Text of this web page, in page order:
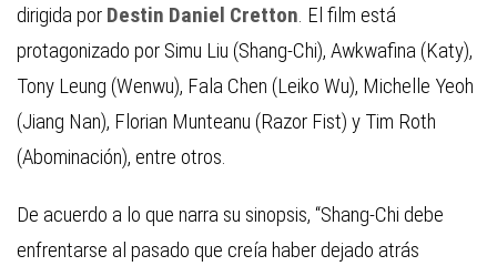
dirigida por Destin Daniel Cretton. El film está
protagonizado por Simu Liu (Shang-Chi), Awkwafina (Katy),
Tony Leung (Wenwu), Fala Chen (Leiko Wu), Michelle Yeoh
(Jiang Nan), Florian Munteanu (Razor Fist) y Tim Roth
(Abominación), entre otros.
De acuerdo a lo que narra su sinopsis, “Shang-Chi debe
enfrentarse al pasado que creía haber dejado atrás